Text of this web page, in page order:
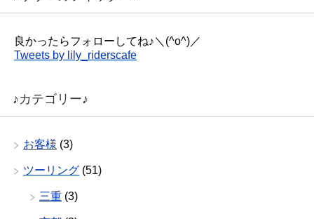
良かったらフォローしてね♪＼(^o^)／
Tweets by lily_riderscafe
♪カテゴリー♪
お客様 (3)
ツーリング (51)
三重 (3)